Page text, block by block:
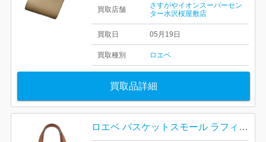
買取店舗
さすがやイオンスーパーセン
ター水沢桜屋敷店
買取日 05月19日
買取種別 ロエベ
買取品詳細
ロエベ バスケットスモール ラフィア カゴバッグ ベージュ